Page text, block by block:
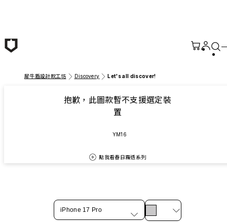
犀牛盾設計款工坊 Discovery Let's all discover!
抱歉，此圖款暫不支援選定裝
置
YM16
點我看春日霧透系列
iPhone 17 Pro